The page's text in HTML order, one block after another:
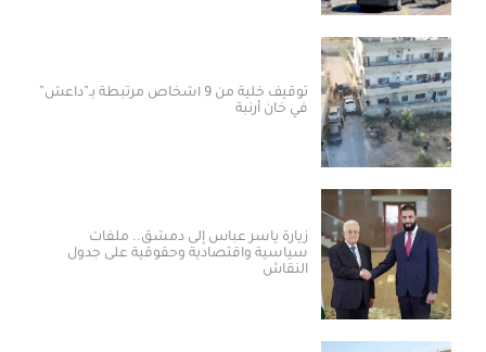
توقيف خلية من 9 أشخاص مرتبطة بـ”داعش”
في خان أرنبة
زيارة ياسر عباس إلى دمشق.. ملفات
سياسية واقتصادية وحقوقية على جدول
النقاش